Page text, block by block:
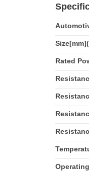
Rated